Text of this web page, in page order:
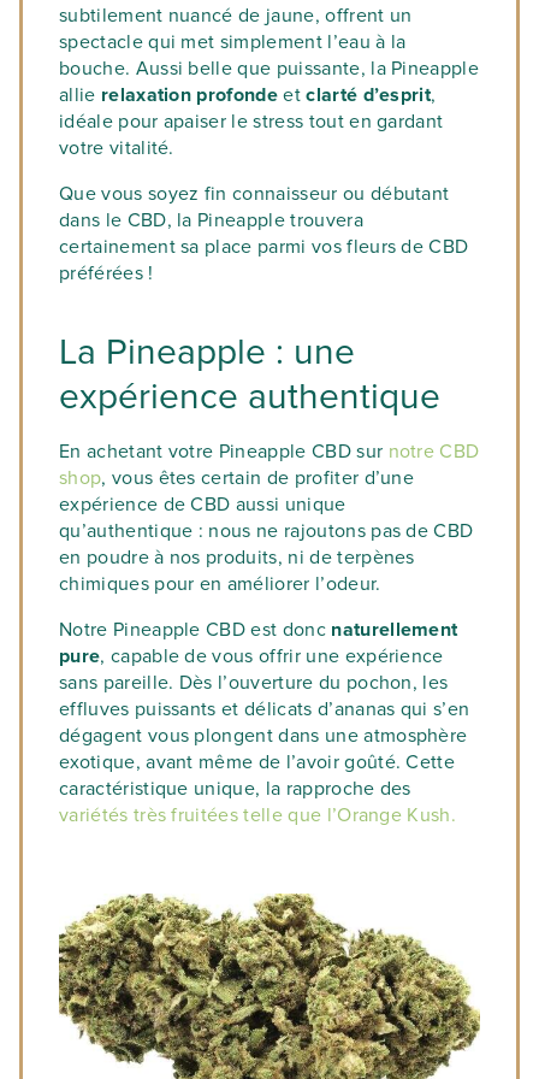
subtilement nuancé de jaune, offrent un
spectacle qui met simplement l’eau à la
bouche. Aussi belle que puissante, la Pineapple
allie relaxation profonde etclarté d’esprit,
idéale pour apaiser le stress tout en gardant
votre vitalité.
Que vous soyez fin connaisseur ou débutant
dans le CBD, la Pineapple trouvera
certainement sa place parmi vos fleurs de CBD
préférées !
La Pineapple : une
expérience authentique
En achetant votre Pineapple CBD sur notre CBD
shop, vous êtes certain de profiter d’une
expérience de CBD aussi unique
qu’authentique : nous ne rajoutons pas de CBD
en poudre à nos produits, ni de terpènes
chimiques pour en améliorer l’odeur.
Notre Pineapple CBD est donc naturellement
pure, capable de vous offrir une expérience
sans pareille. Dès l’ouverture du pochon, les
effluves puissants et délicats d’ananas qui s’en
dégagent vous plongent dans une atmosphère
exotique, avant même de l’avoir goûté. Cette
caractéristique unique, la rapproche des
variétés très fruitées telle que l’Orange Kush.